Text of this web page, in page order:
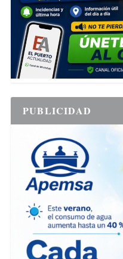
PUBLICIDAD